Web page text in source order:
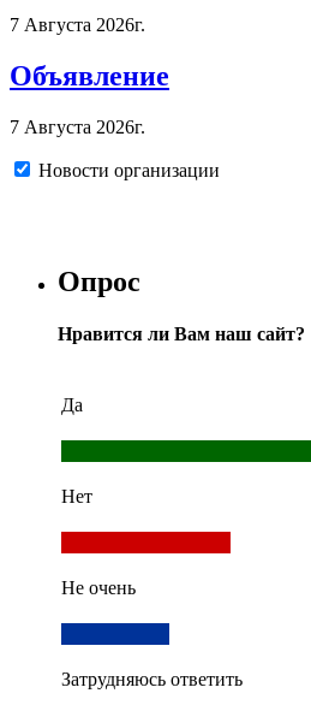
7 Августа 2026г.
Объявление
7 Августа 2026г.
Новости организации
Опрос
Нравится ли Вам наш сайт?
Да
Нет
Не очень
Затрудняюсь ответить